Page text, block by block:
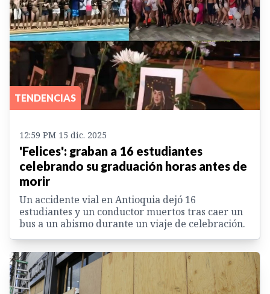
TENDENCIAS
12:59 PM 15 dic. 2025
'Felices': graban a 16 estudiantes
celebrando su graduación horas antes de
morir
Un accidente vial en Antioquia dejó 16
estudiantes y un conductor muertos tras caer un
bus a un abismo durante un viaje de celebración.